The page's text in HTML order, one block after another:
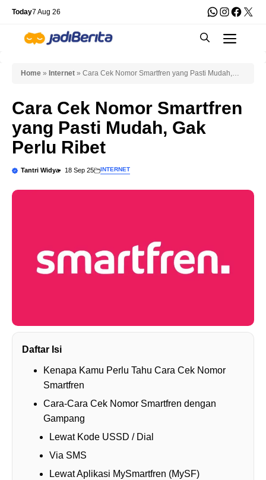
Skip
content
Today7 Aug 26 WhatsApp
X
Home » Internet » Cara Cek Nomor Smartfren yang Pasti Mudah,
Cara Cek Nomor Smartfren
yang Pasti Mudah, Gak
Perlu Ribet
Tantri Widya 18 Sep 25 INTERNET
Daftar Isi
Kenapa Kamu Perlu Tahu Cara Cek Nomor
Smartfren
Cara-Cara Cek Nomor Smartfren dengan
Gampang
Lewat Kode USSD / Dial
Via SMS
Lewat Aplikasi MySmartfren (MySF)